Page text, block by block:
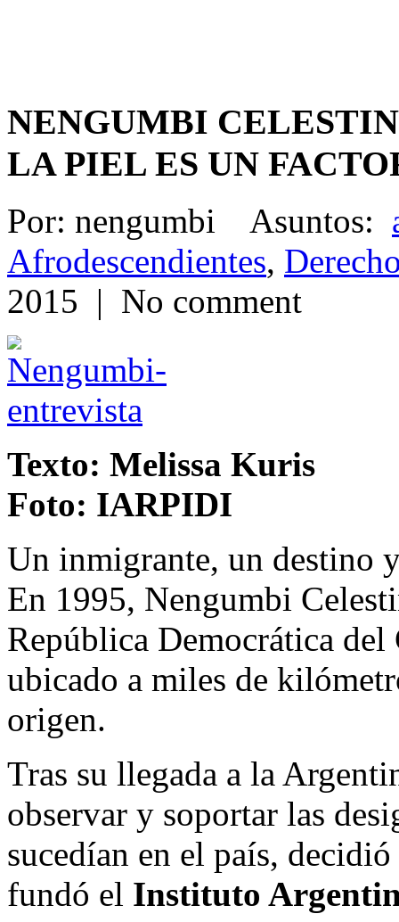
NENGUMBI
LA PIEL ES UN
Por: nengumbi Asuntos:
Afrodescendientes,
2015 | No comment
Texto: Melissa Kuris
Foto: IARPIDI
Un inmigrante, un destino
En 1995, Nengumbi
República Democrática
ubicado a miles de
origen.
Tras su llegada a la
observar y soportar las
sucedían en el país,
fundó el Instituto